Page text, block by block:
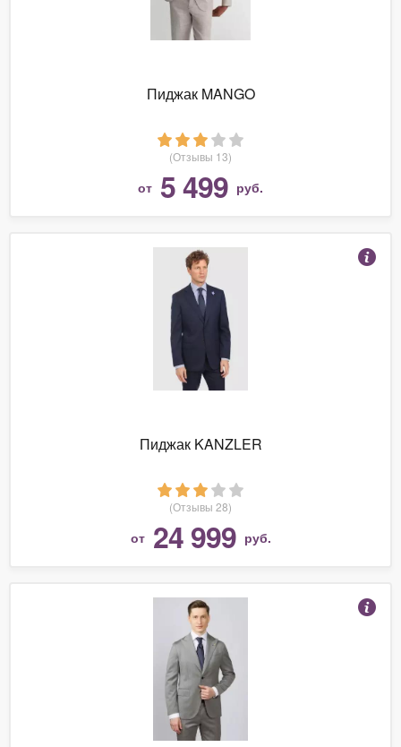
Пиджак MANGO
(Отзывы 13)
от 5 499 руб.
Пиджак KANZLER
(Отзывы 28)
от 24 999 руб.